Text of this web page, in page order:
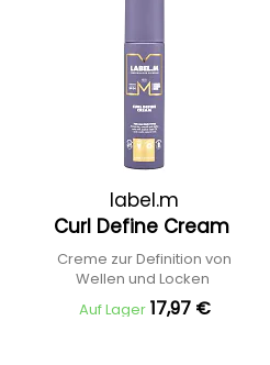
label.m
Curl Define Cream
Creme zur Definition von
Wellen und Locken
Auf Lager 17,97 €